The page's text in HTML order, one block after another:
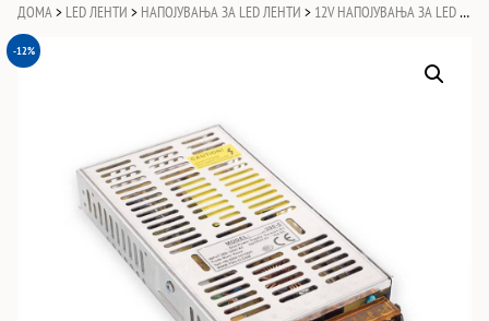
ДОМА > LED ЛЕНТИ > НАПОЈУВАЊА ЗА LED ЛЕНТИ > 12V НАПОЈУВАЊА ЗА LED ЛЕНТИ
-12%